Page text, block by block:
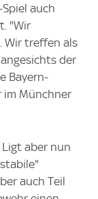
auch
"Wir
Wir treffen als
der
Bayern-
im Münchner
aber nun
auch Teil